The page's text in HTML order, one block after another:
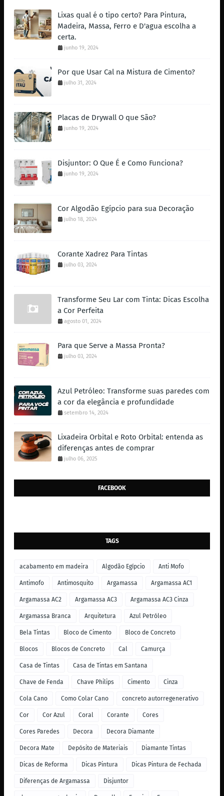
Lixas qual é o tipo certo? Para Pintura,
Madeira, Massa, Ferro e D'agua escolha a
certa.
junho 19, 2024
Por que Usar Cal na Mistura de Cimento?
julho 31, 2024
Placas de Drywall O que São?
junho 19, 2024
Disjuntor: O Que É e Como Funciona?
junho 19, 2024
Cor Algodão Egípcio para sua Decoração
julho 18, 2024
Corante Xadrez Para Tintas
julho 03, 2024
Transforme Seu Lar com Tinta: Dicas Escolha
a Cor Perfeita
agosto 01, 2024
Para que Serve a Massa Pronta?
julho 03, 2024
Azul Petróleo: Transforme suas paredes com
a cor da elegância e profundidade
setembro 14, 2024
Lixadeira Orbital e Roto Orbital: entenda as
diferenças antes de comprar
julho 06, 2025
FACEBOOK
TAGS
acabamento em madeira Algodão Egípcio Anti Mofo
Antimofo Antimosquito Argamassa Argamassa AC1
Argamassa AC2 Argamassa AC3 Argamassa AC3 Cinza
Argamassa Branca Arquitetura Azul Petróleo
Bela Tintas Bloco de Cimento Bloco de Concreto
Blocos Blocos de Concreto Cal Camurça
Casa de Tintas Casa de Tintas em Santana
Chave de Fenda Chave Philips Cimento Cinza
Cola Cano Como Colar Cano concreto autorregenerativo
Cor Cor Azul Coral Corante Cores
Cores Paredes Decora Decora Diamante
Decora Mate Depósito de Materiais Diamante Tintas
Dicas de Reforma Dicas Pintura Dicas Pintura de Fechada
Diferenças de Argamassa Disjuntor